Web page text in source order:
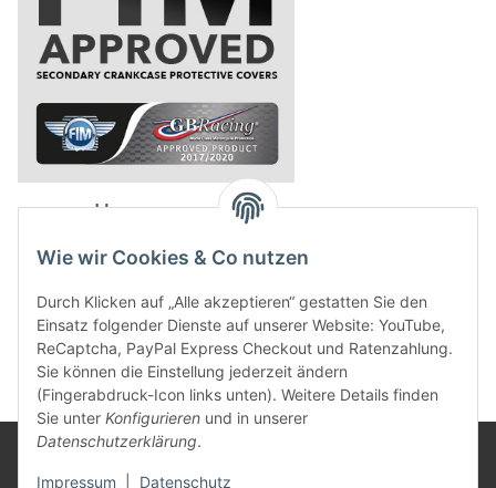
Wie wir Cookies & Co nutzen
Durch Klicken auf „Alle akzeptieren“ gestatten Sie den
Einsatz folgender Dienste auf unserer Website: YouTube,
ReCaptcha, PayPal Express Checkout und Ratenzahlung.
Sie können die Einstellung jederzeit ändern
(Fingerabdruck-Icon links unten). Weitere Details finden
Sie unter Konfigurieren und in unserer
Datenschutzerklärung.
Impressum Datenschutz
powered by
Rechtliches